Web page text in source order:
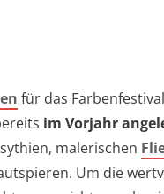
für das
im Vorjahr
malerischen
Um die